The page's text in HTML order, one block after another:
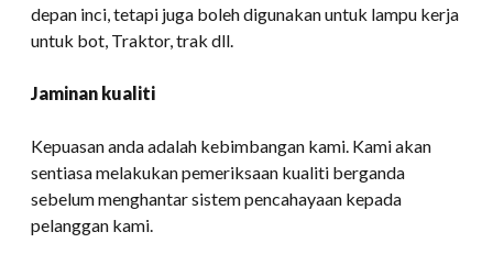
depan inci, tetapi juga boleh digunakan untuk lampu kerja
untuk bot, Traktor, trak dll.
Jaminan kualiti
Kepuasan anda adalah kebimbangan kami. Kami akan
sentiasa melakukan pemeriksaan kualiti berganda
sebelum menghantar sistem pencahayaan kepada
pelanggan kami.